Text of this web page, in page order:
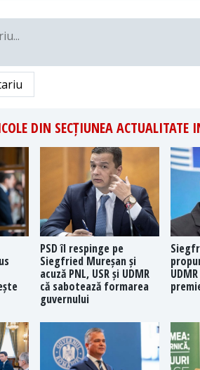
DIN SECȚIUNEA ACTUALITATE
PSD îl respinge pe
Siegfried Mureșan și
acuză PNL, USR și UDMR
că sabotează formarea
guvernului